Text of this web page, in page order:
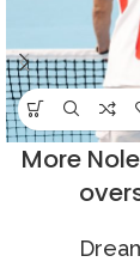
More